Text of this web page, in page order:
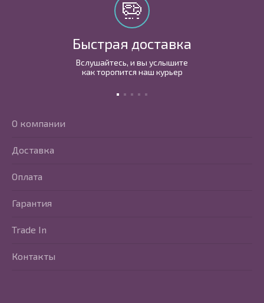
Быстрая доставка
Вслушайтесь, и вы услышите
как торопится наш курьер
О компании
Доставка
Оплата
Гарантия
Trade In
Контакты